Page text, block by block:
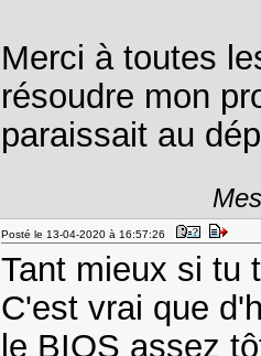
Merci à toutes
résoudre mon
paraissait au
Posté le 13-04-2020 à 16:57:26
Tant mieux si tu
C'est vrai que
le BIOS assez